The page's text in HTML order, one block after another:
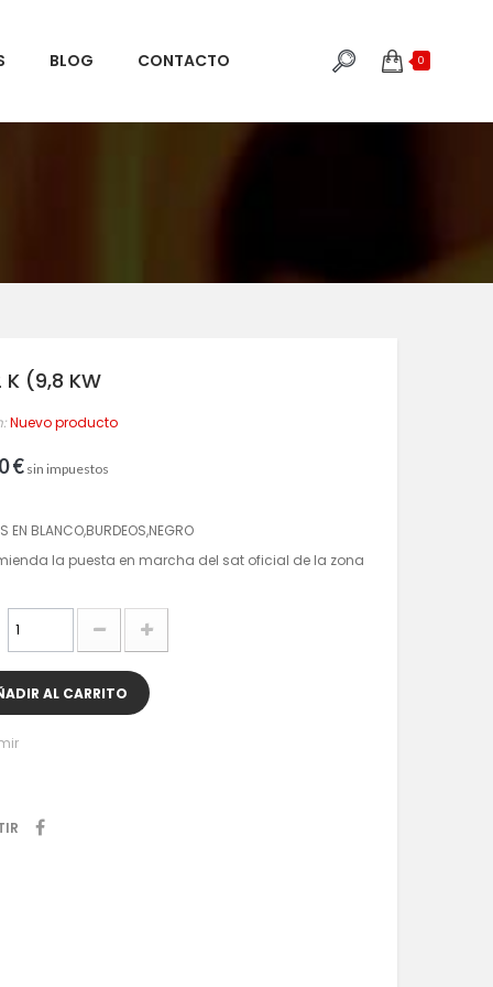
0
BLOG CONTACTO
K (9,8 KW
Nuevo producto
€ sin impuestos
EN BLANCO,BURDEOS,NEGRO
la puesta en marcha del sat oficial de la zona
AL CARRITO